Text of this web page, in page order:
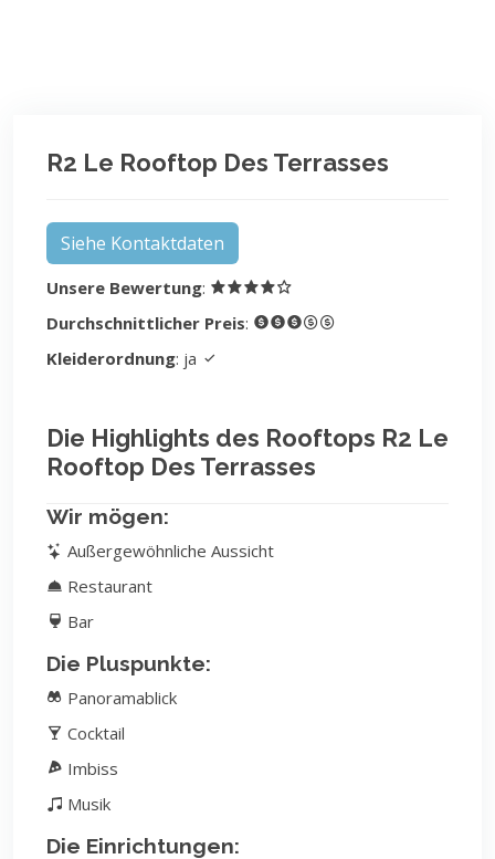
R2 Le Rooftop Des Terrasses
Siehe Kontaktdaten
Unsere Bewertung:
Durchschnittlicher Preis:
Kleiderordnung: ja
Die Highlights des Rooftops R2 Le
Rooftop Des Terrasses
Wir mögen:
Außergewöhnliche Aussicht
Restaurant
Bar
Die Pluspunkte:
Panoramablick
Cocktail
Imbiss
Musik
Die Einrichtungen: